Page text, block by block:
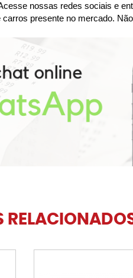
nossas redes sociais e
presente no mercado.